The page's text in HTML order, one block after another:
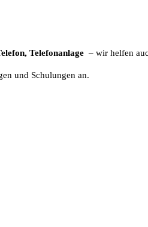
Telefonanlage – wir helfen
und Schulungen an.